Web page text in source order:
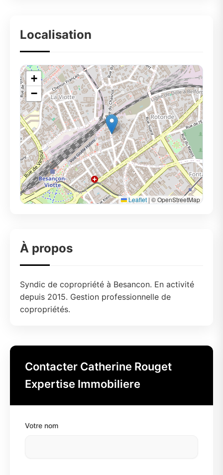
Localisation
+
−
Leaflet | © OpenStreetMap
À propos
Syndic de copropriété à Besancon. En activité
depuis 2015. Gestion professionnelle de
copropriétés.
Contacter Catherine Rouget
Expertise Immobiliere
Votre nom